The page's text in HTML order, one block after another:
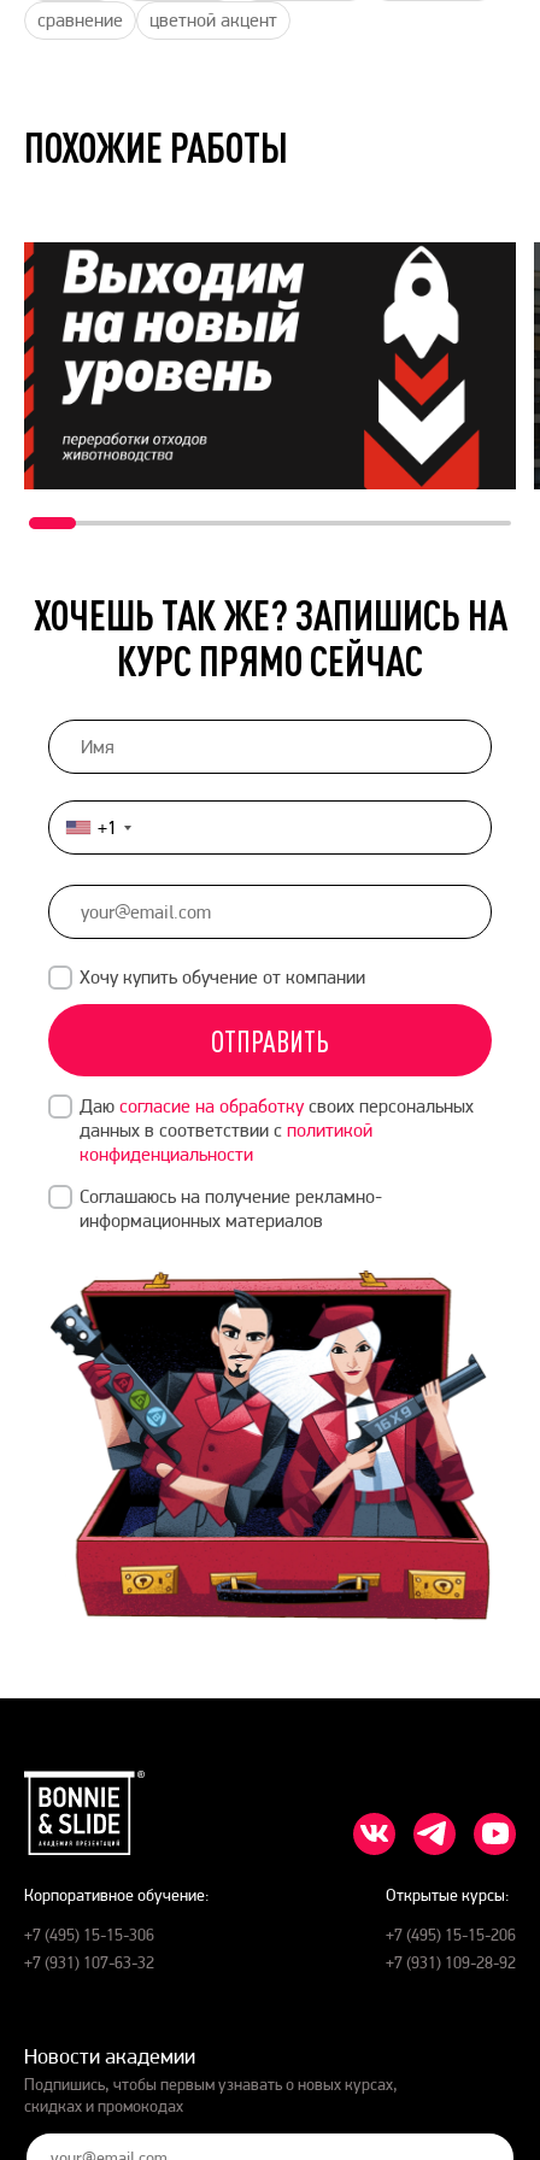
сравнение цветной акцент
ПОХОЖИЕ РАБОТЫ
ХОЧЕШЬ ТАК ЖЕ? ЗАПИШИСЬ НА
КУРС ПРЯМО СЕЙЧАС
United
States
+1
+1
Хочу купить обучение от компании
ОТПРАВИТЬ
Даю согласие на обработкусвоих персональных
данных в соответствии с политикой
конфиденциальности
Соглашаюсь на получение рекламно-
информационных материалов
Корпоративное обучение:
+7 (495) 15-15-306
+7 (931) 107-63-32
Открытые курсы:
+7 (495) 15-15-206
+7 (931) 109-28-92
Новости академии
Подпишись, чтобы первым узнавать о новых курсах,
скидках и промокодах